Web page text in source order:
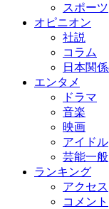
スポーツ
オピニオン
社説
コラム
日本関
エンタメ
ドラマ
音楽
映画
アイドル
芸能一般
ランキング
アクセス
コメント